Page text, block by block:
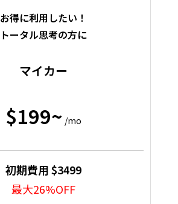
お得に利用したい！
トータル思考の方に
マイカー
$199~ /mo
初期費用 $3499
最大26%OFF